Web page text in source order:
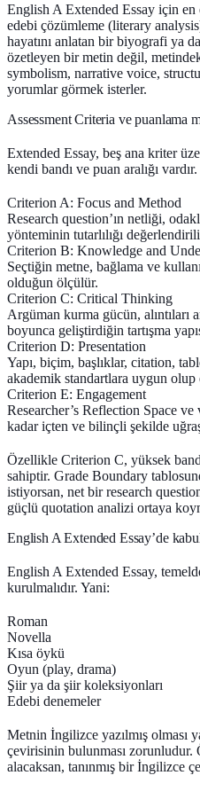
English A Extended Essay için en
edebi çözümleme (literary
hayatını anlatan bir biyografi ya
özetleyen bir metin değil,
symbolism, narrative voice,
yorumlar görmek isterler.
Assessment Criteria ve puanlama
Extended Essay, beş ana kriter
kendi bandı ve puan aralığı vardır.
Criterion A: Focus and Method
Research question’ın netliği,
yönteminin tutarlılığı
Criterion B: Knowledge and
Seçtiğin metne, bağlama ve
olduğun ölçülür.
Criterion C: Critical Thinking
Argüman kurma gücün, alıntıları
boyunca geliştirdiğin tartışma
Criterion D: Presentation
Yapı, biçim, başlıklar, citation,
akademik standartlara uygun olup
Criterion E: Engagement
Researcher’s Reflection Space
kadar içten ve bilinçli şekilde
Özellikle Criterion C, yüksek
sahiptir. Grade Boundary
istiyorsan, net bir research
güçlü quotation analizi ortaya
English A Extended Essay’de
English A Extended Essay,
kurulmalıdır. Yani:
Roman
Novella
Kısa öykü
Oyun (play, drama)
Şiir ya da şiir koleksiyonları
Edebi denemeler
Metnin İngilizce yazılmış olması
çevirisinin bulunması zorunludur.
alacaksan, tanınmış bir İngilizce